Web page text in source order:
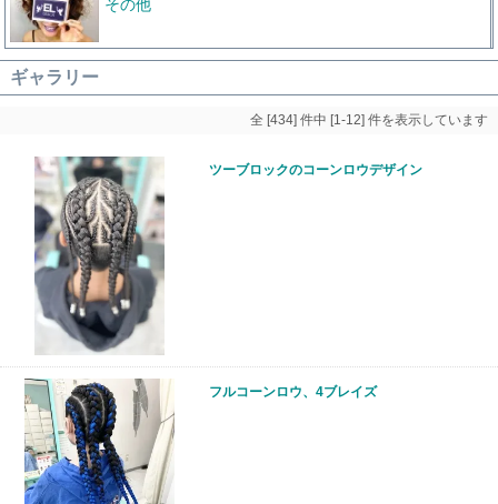
その他
ギャラリー
全 [434] 件中 [1-12] 件を表示しています
ツーブロックのコーンロウデザイン
フルコーンロウ、4ブレイズ